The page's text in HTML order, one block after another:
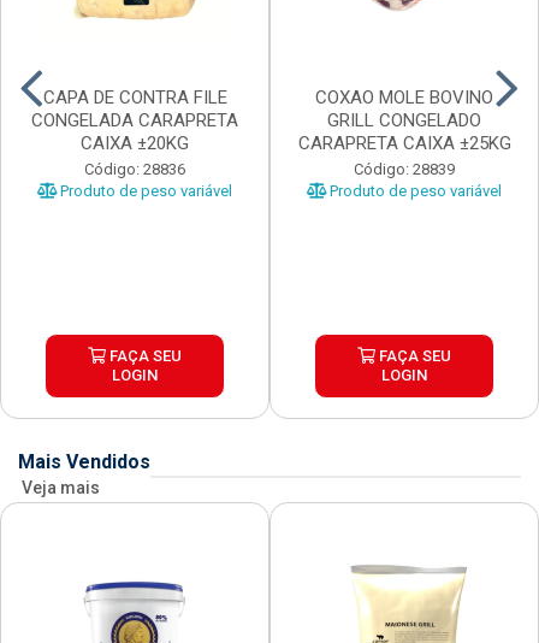
CAPA DE CONTRA FILE
CONGELADA CARAPRETA
CAIXA ±20KG
Código: 28836
Produto de peso variável
FAÇA SEU
LOGIN
COXAO MOLE BOVINO
GRILL CONGELADO
CARAPRETA CAIXA ±25KG
Código: 28839
Produto de peso variável
FAÇA SEU
LOGIN
Mais Vendidos
Veja mais